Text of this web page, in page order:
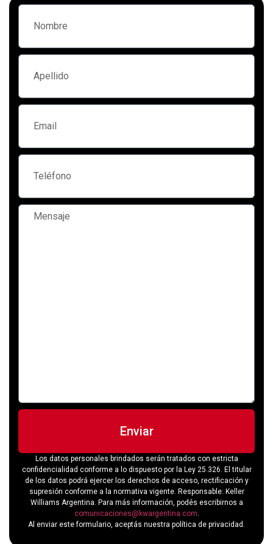
Enviar
Los datos personales brindados serán tratados con estricta
confidencialidad conforme a lo dispuesto por la Ley 25.326. El titular
de los datos podrá ejercer los derechos de acceso, rectificación y
supresión conforme a la normativa vigente. Responsable: Keller
Williams Argentina. Para más información, podés escribirnos a
comunicaciones@kwargentina.com.
Al enviar este formulario, aceptás nuestra política de privacidad.